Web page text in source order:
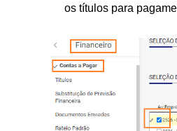
os títulos para